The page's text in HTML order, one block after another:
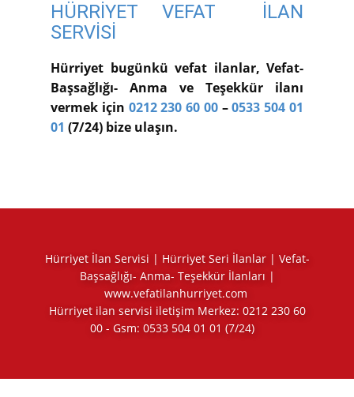
HÜRRİYET VEFAT İLAN
SERVİSİ
Hürriyet bugünkü vefat ilanlar, Vefat-
Başsağlığı- Anma ve Teşekkür ilanı
vermek için 0212 230 60 00–0533 504 01
01 (7/24) bize ulaşın.
Hürriyet İlan Servisi | Hürriyet Seri İlanlar | Vefat-
Başsağlığı- Anma- Teşekkür İlanları |
www.vefatilanhurriyet.com
Hürriyet ilan servisi iletişim Merkez: 0212 230 60
00 - Gsm: 0533 504 01 01 (7/24)